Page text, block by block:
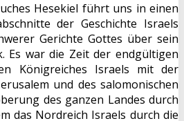
Hesekiel führt uns in einen
der Geschichte Israels
Gerichte Gottes über sein
Es war die Zeit der endgültigen
Königreiches Israels mit der
und des salomonischen
des ganzen Landes durch
das Nordreich Israels durch die